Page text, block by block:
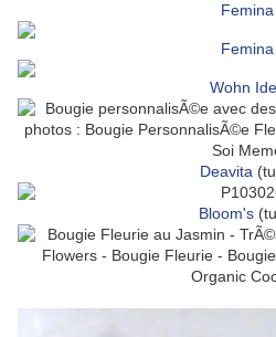
Femina
Femina
Wohn
Deavita
Bloom's